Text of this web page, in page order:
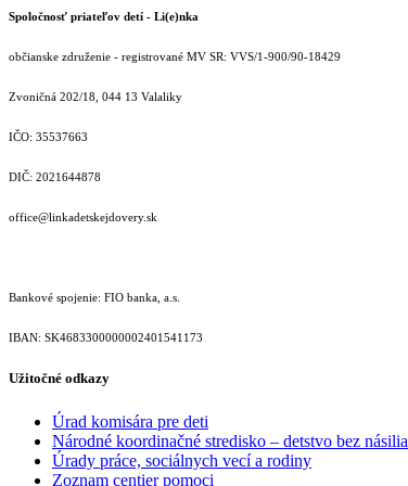
Spoločnosť priateľov detí - Li(e)nka
občianske združenie - registrované MV SR: VVS/1-900/90-18429
Zvoničná 202/18, 044 13 Valaliky
IČO: 35537663
DIČ: 2021644878
office@linkadetskejdovery.sk
Bankové spojenie: FIO banka, a.s.
IBAN: SK46833000000­02401541173
Užitočné odkazy
Úrad komisára pre deti
Národné koordinačné stredisko – detstvo bez násilia
Úrady práce, sociálnych vecí a rodiny
Zoznam centier pomoci